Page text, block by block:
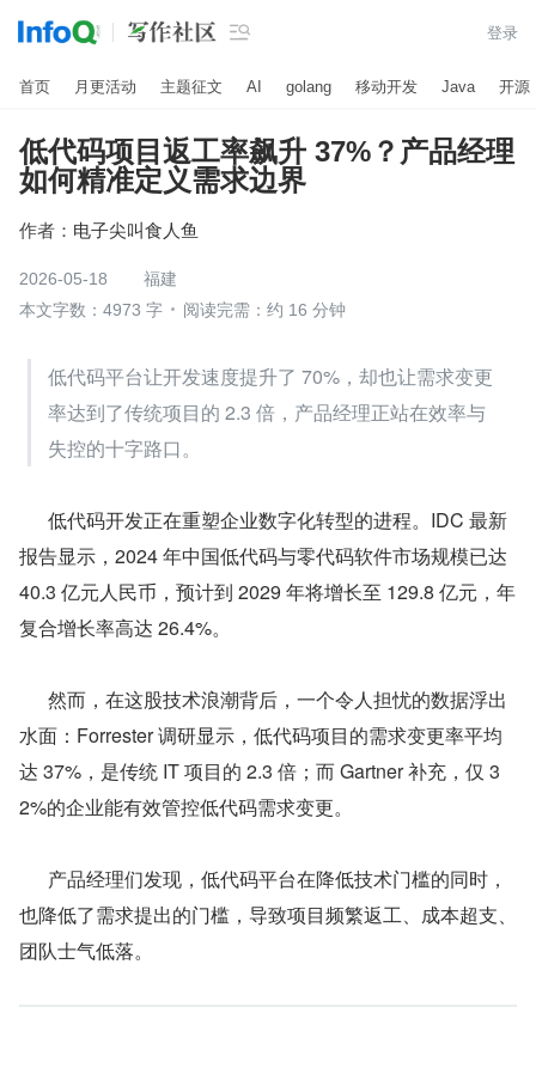
 登录
首页 月更活动 主题征文 AI golang 移动开发 Java 开源
低代码项目返工率飙升 37%？产品经理
如何精准定义需求边界
作者： 电子尖叫食人鱼
2026-05-18
福建
本文字数：4973 字
阅读完需：约 16 分钟
低代码平台让开发速度提升了 70%，却也让需求变更
率达到了传统项目的 2.3 倍，产品经理正站在效率与
失控的十字路口。
报告显示，2024 年中国低代码与零代码软件市场规模已达
40.3 亿元人民币，预计到 2029 年将增长至 129.8 亿元，年
复合增长率高达 26.4%。
水面：Forrester 调研显示，低代码项目的需求变更率平均
达 37%，是传统 IT 项目的 2.3 倍；而 Gartner 补充，仅 3
2%的企业能有效管控低代码需求变更。
也降低了需求提出的门槛，导致项目频繁返工、成本超支、
团队士气低落。